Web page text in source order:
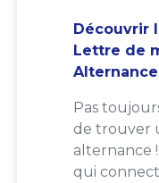
Découvrir
Lettre de
Pas
de trouver
alternance
qui